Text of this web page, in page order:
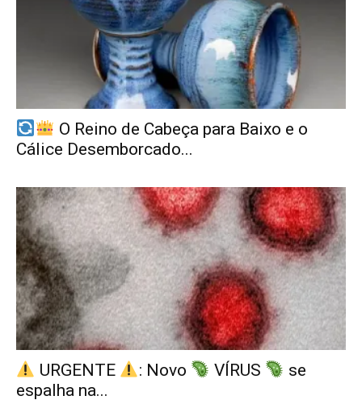
O Reino de Cabeça para Baixo e o
Cálice Desemborcado...
URGENTE : Novo VÍRUS
se
espalha na...